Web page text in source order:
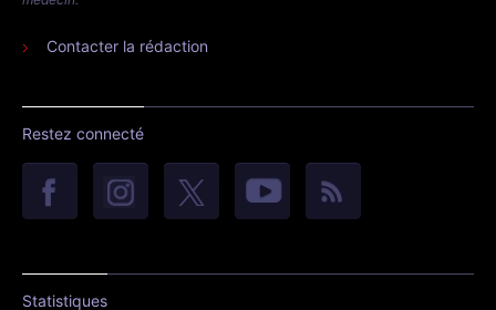
Contacter la rédaction
Restez connecté
Statistiques